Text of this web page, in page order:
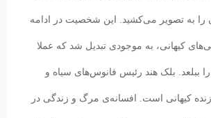
را به تصویر می‌کشید. این شخصیت در ادامه
کیهانی، به موجودی تبدیل شد که عملا
ببلعد. بلک هند رئیس فانوس‌های سیاه و
زنده کیهانی است. افسانه‌ی مرگ و زندگی در